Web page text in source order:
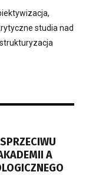
studia nad
A